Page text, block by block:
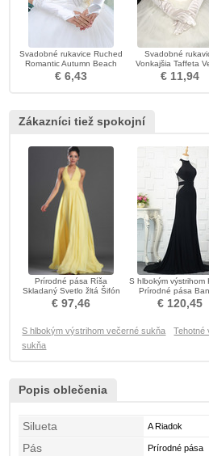
Svadobné rukavice Ruched
Romantic Autumn Beach
Taffeta
€ 6,43
Svadobné
Vonkajšia Taffeta
kravata
€ 11,94
Zákazníci tiež spokojní
Prírodné pása Ríša
Skladaný Svetlo žltá Šifón
Drobunký Večerné šaty
€ 97,46
S hlbokým výstrihom
Prírodné pása
Večerné šaty
€ 120,45
S hlbokým výstrihom večerné sukňa Tehotné
sukňa
Popis oblečenia
Silueta A Riadok
Pás Prírodné pása